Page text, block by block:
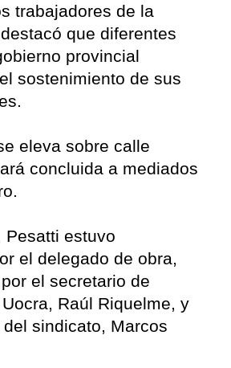
trabajadores de la
que diferentes
provincial
sostenimiento de sus
eleva sobre calle
concluida a mediados
Pesatti estuvo
el delegado de obra,
el secretario de
Raúl Riquelme, y
sindicato, Marcos